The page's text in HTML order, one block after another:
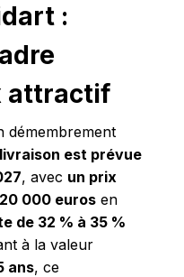
:
attractif
démembrement
est prévue
, avec un prix
000 euros en
de 32 % à 35 %
à la valeur
ans, ce